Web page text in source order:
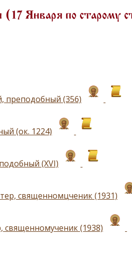
(17 Января по старому
преподобный (356)
(ок. 1224)
(XVI)
священномцченик (1931)
священномученик (1938)